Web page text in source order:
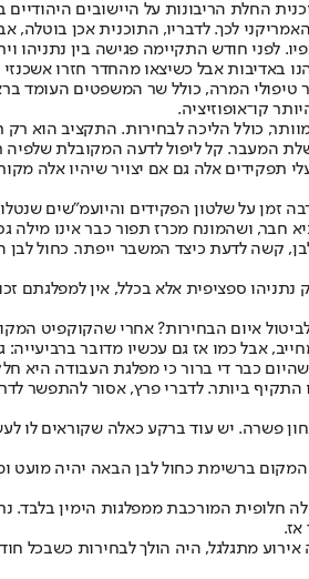
החלת הריבונות על היישובים
לכך. לדבריו, התוכנית אכן בוטלה,
חודש התקיימה פגישה בין נתניהו
באדיבות אבל כשיצאו מהחדר חזרו אשכנזי
המרה, כולל שר המשפטים העומד
קו־אופוזיציה.
כולל הליכה לבחירות. התקציב הוא רק
המעבר. קל ליפול לדעה המקובלת
תפקידים אלה גם אם יצויר שיהיו אלה
זמן על שלטון הפקידים והיועמ"שים
חבר, ושהמונח מכרז תפור כבר אינו מילה
קשה לדעת כיצד המשבר ייפתר. כחול
נתניהו ספציפית אלא בכלל, אין
איום הבחירות? אחרי שהקוקפיט
אבל כמו אז גם עכשיו מדובר ברביעייה:
כבר די ברור כי מפלגת העבודה היא
ביותר. לדברי פרץ, אסור להתפשר
פשרה. יש עוד ברקע כאלה שקוראים לו
ברשימת כחול לבן הבאה יהיה מועט
חלופית המורכבת ממפלגות הימין בלבד.
אז.
מתגלגל, היה הולך לבחירות